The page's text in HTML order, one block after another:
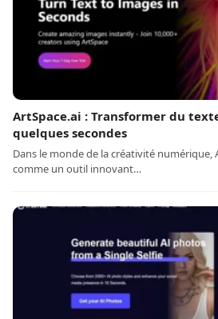
ArtSpace.ai : Transformer du
quelques secondes
Dans le monde de la créativité numérique,
comme un outil innovant…